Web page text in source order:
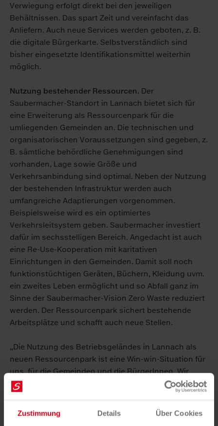
Zustimmung Details Über Cookies
Verwiegung erfolgt direkt bei den jeweiligen
Behältnissen. Das spart Zeit und vereinfacht das
Anliefern. Auch neue Services werden geboten, z. B.
die digitale Bürgerkarte. Selbstverständlich sind
bisher eingesetzte Identifikationsmittel weiterhin
möglich.
Nutzung bestehender Ressourcen. Der
Saubermacher-Standort in Lannach bietet sich für
eine Erweiterung als Ressourcenpark für die
umliegenden Gemeinden an. Die technischen und
organisatorischen Voraussetzungen sind gegeben, z.
B. sämtliche behördliche Genehmigungen sind
vorhanden, Lage sowie Größe und
Verkehrsanbindung sind optimal. Neben der Nutzung
der bestehenden Infrastruktur werden auch
umfangreiche Adaptierungen vorgenommen.
Beispielsweise wird es ein optimiertes
Verkehrsleitsystem geben. Saubermacher investiert
dafür im sechsstelligen Bereich. Angedacht ist auch
eine Re-Use-Kooperation mit karitativen
Einrichtungen in den Gemeinden. Damit soll noch
funktionstüchtigen Geräten, Büchern, Kleidung uvm.
ein zweites Leben ermöglicht und so Abfall ganz im
Sinne der Saubermacher-Vision Zero Waste reduziert
werden. Der Ressourcenpark sichert bestehende
Arbeitsplätze und schafft auch neue Stellen.
„Die Nutzung des Betriebsgeländes in Lannach als
neuen Ressourcenpark ist eine Win-win-Situation für
uns, für die Gemeinden und die BürgerInnen. Wir
schonen Ressourcen und müssen keine zusätzlichen
Flächen versiegeln“, sagt Hans Roth, Saubermacher-